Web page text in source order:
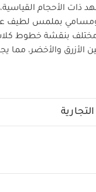
ذات الأحجام
بملمس لطيف على
بنقشة خطوط
الأزرق والأخضر، مما
هذا المنتج؟
باقي قطع مجموعة
العناية: